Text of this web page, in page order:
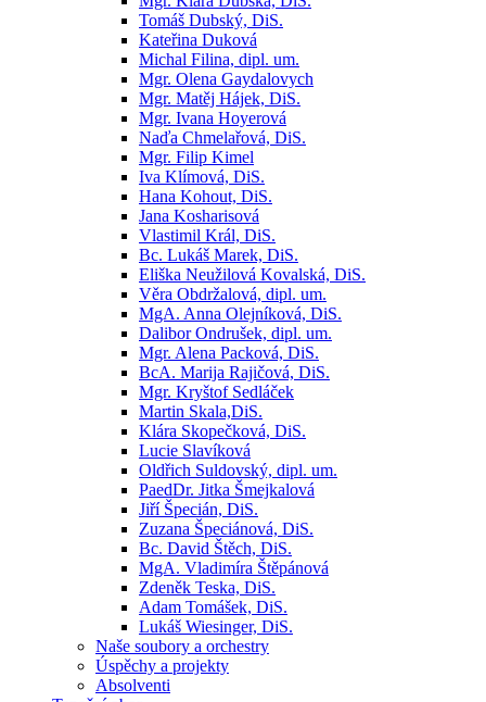
Tomáš Dubský, DiS.
Kateřina Duková
Michal Filina, dipl. um.
Mgr. Olena Gaydalovych
Mgr. Matěj Hájek, DiS.
Mgr. Ivana Hoyerová
Naďa Chmelařová, DiS.
Mgr. Filip Kimel
Iva Klímová, DiS.
Hana Kohout, DiS.
Jana Kosharisová
Vlastimil Král, DiS.
Bc. Lukáš Marek, DiS.
Eliška Neužilová Kovalská, DiS.
Věra Obdržalová, dipl. um.
MgA. Anna Olejníková, DiS.
Dalibor Ondrušek, dipl. um.
Mgr. Alena Packová, DiS.
BcA. Marija Rajičová, DiS.
Mgr. Kryštof Sedláček
Martin Skala,DiS.
Klára Skopečková, DiS.
Lucie Slavíková
Oldřich Suldovský, dipl. um.
PaedDr. Jitka Šmejkalová
Jiří Špecián, DiS.
Zuzana Špeciánová, DiS.
Bc. David Štěch, DiS.
MgA. Vladimíra Štěpánová
Zdeněk Teska, DiS.
Adam Tomášek, DiS.
Lukáš Wiesinger, DiS.
Naše soubory a orchestry
Úspěchy a projekty
Absolventi